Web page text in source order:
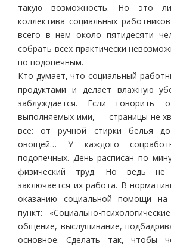
такую возможность. Но это
коллектива социальных
всего в нем около пятидесяти
собрать всех практически
по подопечным.
Кто думает, что социальный
продуктами и делает влажную
заблуждается. Если говорить
выполняемых ими, — страницы не
все: от ручной стирки белья до
овощей… У каждого
подопечных. День расписан по
физический труд. Но ведь
заключается их работа. В
оказанию социальной помощи
пункт: «Социально-
общение, выслушивание,
основное. Сделать так, чтобы